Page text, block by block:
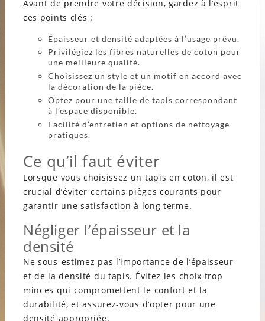
Avant de prendre votre décision, gardez à l’esprit
ces points clés :
Épaisseur et densité adaptées à l’usage prévu.
Privilégiez les fibres naturelles de coton pour
une meilleure qualité.
Choisissez un style et un motif en accord avec
la décoration de la pièce.
Optez pour une taille de tapis correspondant
à l’espace disponible.
Facilité d’entretien et options de nettoyage
pratiques.
Ce qu’il faut éviter
Lorsque vous choisissez un tapis en coton, il est
crucial d’éviter certains pièges courants pour
garantir une satisfaction à long terme.
Négliger l’épaisseur et la
densité
Ne sous-estimez pas l’importance de l’épaisseur
et de la densité du tapis. Évitez les choix trop
minces qui compromettent le confort et la
durabilité, et assurez-vous d’opter pour une
densité appropriée.